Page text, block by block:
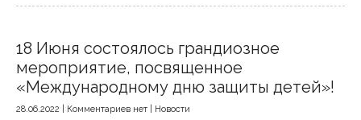
18 Июня состоялось грандиозное
мероприятие, посвященное
«Международному дню защиты детей»!
28.06.2022 Комментариев нет Новости